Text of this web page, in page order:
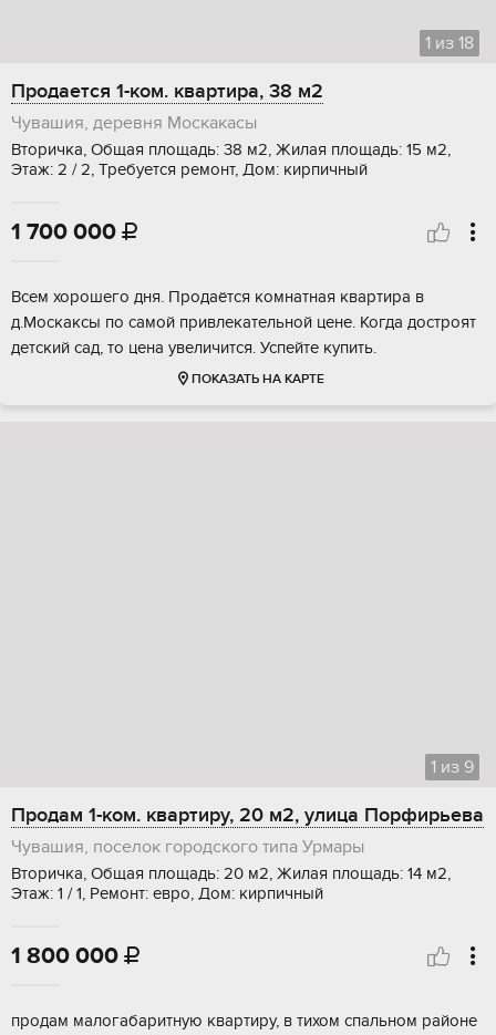
1 из 18
Продается 1-ком. квартира, 38 м2
Чувашия, деревня Москакасы
Вторичка, Общая площадь: 38 м2, Жилая площадь: 15 м2,
Этаж: 2 / 2, Требуется ремонт, Дом: кирпичный
1 700 000 
Всем хорошего дня. Продаётся комнатная квартира в
д.Москаксы по самой привлекательной цене. Когда достроят
детский сад, то цена увеличится. Успейте купить.
ПОКАЗАТЬ НА КАРТЕ
1 из 9
Продам 1-ком. квартиру, 20 м2, улица Порфирьева
Чувашия, поселок городского типа Урмары
Вторичка, Общая площадь: 20 м2, Жилая площадь: 14 м2,
Этаж: 1 / 1, Ремонт: евро, Дом: кирпичный
1 800 000 
продам малогабаритную квартиру, в тихом спальном районе